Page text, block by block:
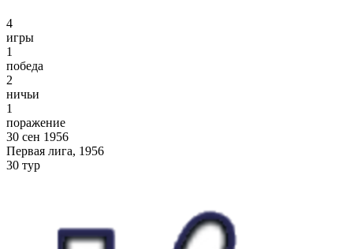
4
игры
1
победа
2
ничьи
1
поражение
30 сен 1956
Первая лига, 1956
30 тур